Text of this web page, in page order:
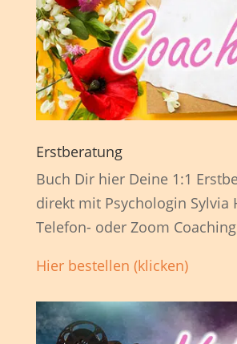
Erstberatung
Buch Dir hier Deine 1:1
direkt mit Psychologin Sylvia
Telefon- oder Zoom
Hier bestellen (klicken)